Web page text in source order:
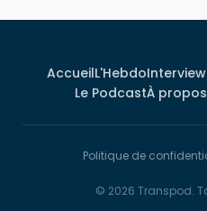
AccueilL'HebdoInterview
Le PodcastÀ propos
Politique de
© 2026 Transpod.